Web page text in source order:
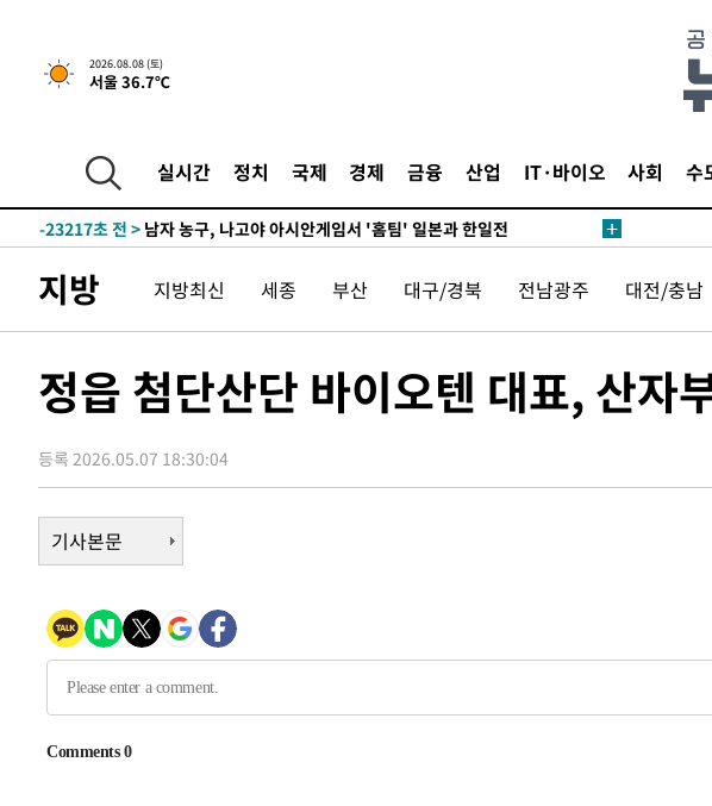
2026.08.08 (토)
서울 36.7℃
실시간 정치 국제 경제 금융 산업 IT·바이오 사회 수
1시간 전 >[속보]뉴욕증시 상승 마감…S&P 0.6% 나스닥 1.3%↑
-31866초 전 >강릉에 시간당 81.4㎜ 물폭탄…도로 잠기고 담벼락 붕괴
-25683초 전 >
선재도서 해루질 나섰다 실종 60대, 닷새 만에 숨진 채 발견
-23217초 전 >
-22593초 전 > 여수 오동도 해상서 모터보트 전복…1명 사망·1명 실종
주 날씨]
-15838초 전 >
축구협회 "압수수색·성접대 논란 사과…쇄신의 기회로 삼겠다"
-14355초 전 >[속보]'압수수색·성접대 논란' 축구협회 "실망과 걱정 안겨드려 죄
1시간 전 >[속보]뉴욕증시 상승 마감…S&P 0.6% 나스닥 1.3%↑
-27973초 전 >백운산서 80년근 천종산삼 9뿌리 발견…감정가 1.3억원
-25683초 전 >선재도서 해루질 나섰다 실종 60대, 닷새 만에 숨진 채 발견
-23217초 전 >
-22593초 전 >여수 오동도 해상서 모터보트 전복…1명 사망·1명 실종
주 날씨]
-15838초 전 >축구협회 "압수수색·성접대 논란 사과…쇄신의 기회로 삼겠다"
-14355초 전 >[속보]'압수수색·성접대 논란' 축구협회 "실망과 걱정 안겨드려 죄
-2976초 전 >'최고 37도' 폭염 지속…강원동해안 최대 150㎜ 비
지방 지방최신 세종 부산 대구/경북 전남광주 대전/충남
정읍 첨단산단 바이오텐 대표, 산자
등록 2026.05.07 18:30:04
기사본문